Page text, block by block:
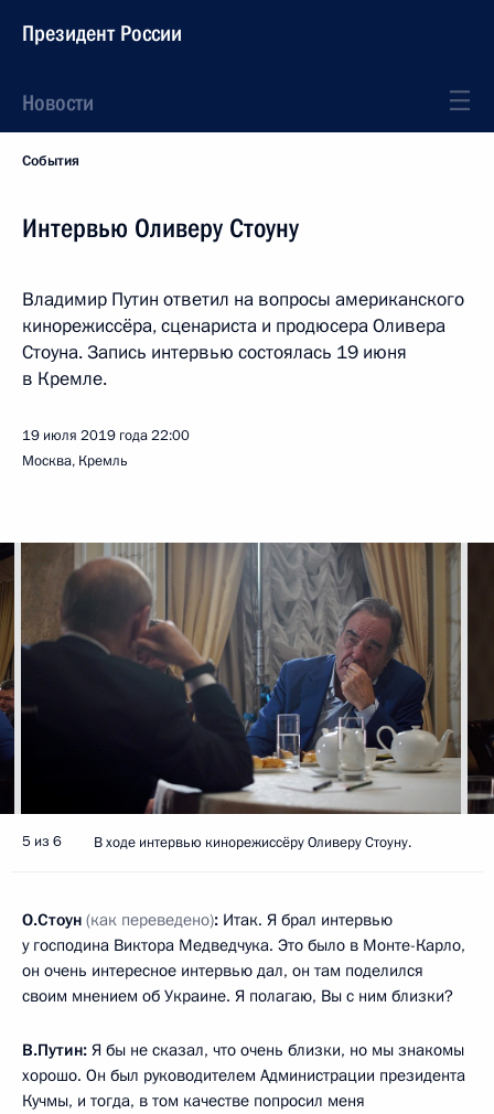
Президент России
Новости
События
Интервью Оливеру Стоуну
Владимир Путин ответил на вопросы американского
кинорежиссёра, сценариста и продюсера Оливера
Стоуна. Запись интервью состоялась 19 июня
в Кремле.
19 июля 2019 года22:00
Москва, Кремль
5 из 6 В ходе интервью кинорежиссёру Оливеру Стоуну.
О.Стоун (как переведено): Итак. Я брал интервью
у господина Виктора Медведчука. Это было в Монте-Карло,
он очень интересное интервью дал, он там поделился
своим мнением об Украине. Я полагаю, Вы с ним близки?
В.Путин: Я бы не сказал, что очень близки, но мы знакомы
хорошо. Он был руководителем Администрации президента
Кучмы, и тогда, в том качестве попросил меня